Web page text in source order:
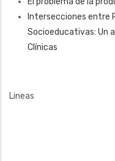
Intersecciones entre
Socioeducativas: Un
Clínicas
Lineas